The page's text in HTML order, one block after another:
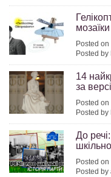
мозаїки
Posted
Posted
14
за
Posted
Posted
До речі:
Posted
Posted by